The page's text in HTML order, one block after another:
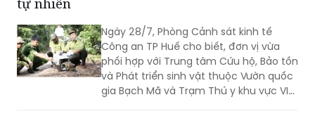
Ngày 28/7, Phòng Cảnh sát kinh tế
Công an TP Huế cho biết, đơn vị vừa
phối hợp với Trung tâm Cứu hộ, Bảo tồn
và Phát triển sinh vật thuộc Vườn quốc
gia Bạch Mã và Trạm Thú y khu vực VI